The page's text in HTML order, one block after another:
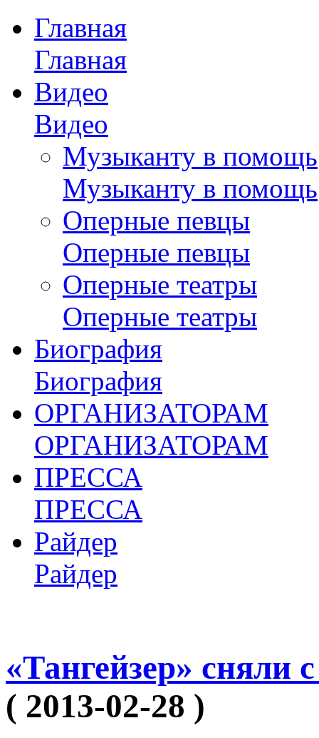
Главная
Главная
Видео
Видео
Музыканту в помощь
Музыканту в помощь
Оперные певцы
Оперные певцы
Оперные театры
Оперные театры
Биография
Биография
ОРГАНИЗАТОРАМ
ОРГАНИЗАТОРАМ
ПРЕССА
ПРЕССА
Райдер
Райдер
«Тангейзер» сняли
( 2013-02-28 )